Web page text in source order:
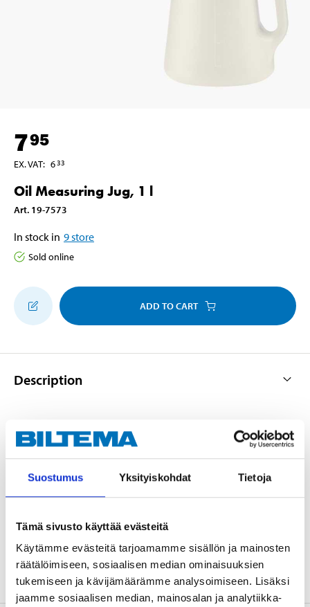
Suostumus Yksityiskohdat Tietoja
Tämä sivusto käyttää evästeitä
Käytämme evästeitä tarjoamamme sisällön ja mainosten
räätälöimiseen, sosiaalisen median ominaisuuksien
tukemiseen ja kävijämäärämme analysoimiseen. Lisäksi
jaamme sosiaalisen median, mainosalan ja analytiikka-
795
EX. VAT: 633
Oil Measuring Jug, 1 l
Art. 19-7573
In stock in 9store
Sold online
ADD TO CART
Description
Made of petrol- and oil-resistant plastic. Scale marked
with lid and removable, flexible spout.
Volume 1 l